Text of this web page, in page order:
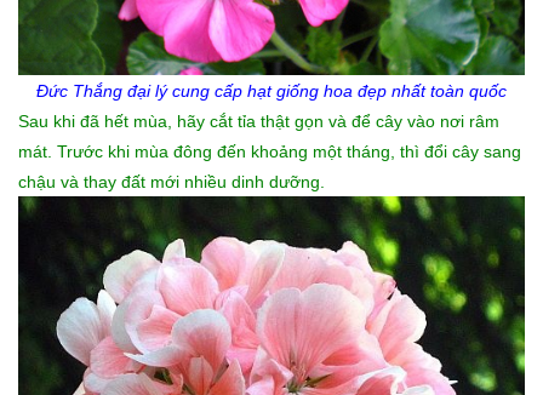
Đức Thắng đại lý cung cấp hạt giống hoa đẹp nhất toàn quốc
Sau khi đã hết mùa, hãy cắt tỉa thật gọn và để cây vào nơi râm
mát. Trước khi mùa đông đến khoảng một tháng, thì đổi cây sang
chậu và thay đất mới nhiều dinh dưỡng.